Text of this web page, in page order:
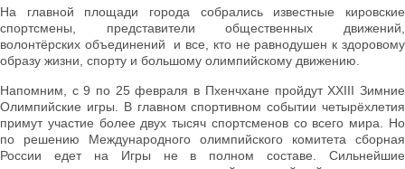
На главной площади города собрались известные кировские
спортсмены, представители общественных движений,
волонтёрских объединений и все, кто не равнодушен к здоровому
образу жизни, спорту и большому олимпийскому движению.
Напомним, с 9 по 25 февраля в Пхенчхане пройдут XXIII Зимние
Олимпийские игры. В главном спортивном событии четырёхлетия
примут участие более двух тысяч спортсменов со всего мира. Но
по решению Международного олимпийского комитета сборная
России едет на Игры не в полном составе. Сильнейшие